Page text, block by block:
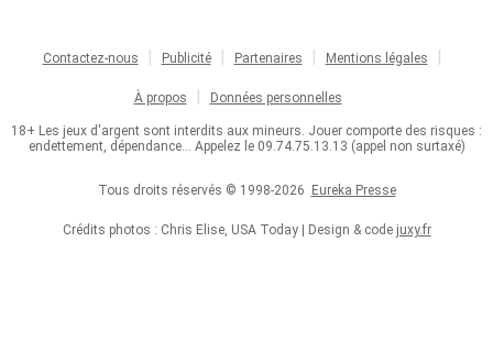
Contactez-nous Publicité Partenaires Mentions légales
À propos Données personnelles
18+ Les jeux d'argent sont interdits aux mineurs. Jouer comporte des risques :
endettement, dépendance... Appelez le 09.74.75.13.13 (appel non surtaxé)
Tous droits réservés © 1998-2026 Eureka Presse
Crédits photos : Chris Elise, USA Today | Design & code juxy.fr